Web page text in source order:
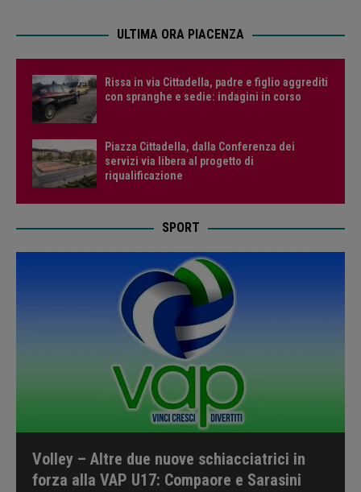
ULTIMA ORA PIACENZA
Rissa in via Cittadella, padre e figlio aggrediti
con spranghe e sedie: indagini in corso
Piazza Cittadella, dalla Conferenza dei
servizi via libera al progetto di
riqualificazione
SPORT
Volley – Altre due nuove schiacciatrici in
forza alla VAP U17: Compaore e Sarasini